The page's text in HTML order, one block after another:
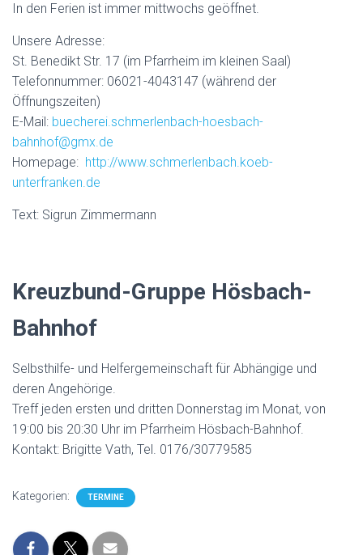
In den Ferien ist immer mittwochs geöffnet.
Unsere Adresse:
St. Benedikt Str. 17 (im Pfarrheim im kleinen Saal)
Telefonnummer: 06021-4043147 (während der
Öffnungszeiten)
E-Mail: buecherei.schmerlenbach-hoesbach-
bahnhof@gmx.de
Homepage: http://www.schmerlenbach.koeb-
unterfranken.de
Text: Sigrun Zimmermann
Kreuzbund-Gruppe Hösbach-
Bahnhof
Selbsthilfe- und Helfergemeinschaft für Abhängige und
deren Angehörige.
Treff jeden ersten und dritten Donnerstag im Monat, von
19:00 bis 20:30 Uhr im Pfarrheim Hösbach-Bahnhof.
Kontakt: Brigitte Vath, Tel. 0176/30779585
Kategorien: TERMINE